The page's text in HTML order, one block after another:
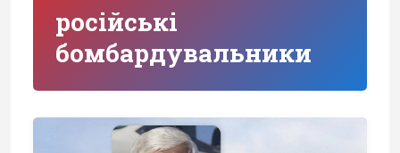
російські
бомбардувальники